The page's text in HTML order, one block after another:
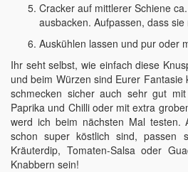
Cracker auf mittlerer Schiene
ausbacken. Aufpassen, dass
Auskühlen lassen und pur oder
Ihr seht selbst, wie einfach diese
und beim Würzen sind Eurer
schmecken sicher auch sehr gut
Paprika und Chilli oder mit extra
werd ich beim nächsten Mal testen.
schon super köstlich sind, passen
Kräuterdip, Tomaten-Salsa oder
Knabbern sein!